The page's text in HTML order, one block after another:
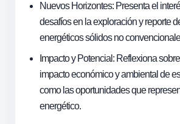
Nuevos Horizontes: Presenta el
desafíos en la exploración y reporte
energéticos sólidos no
Impacto y Potencial: Reflexiona
impacto económico y ambiental de
como las oportunidades que
energético.